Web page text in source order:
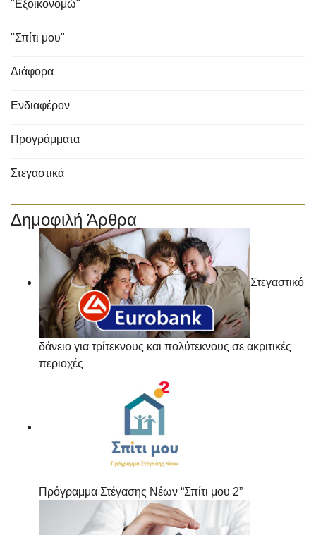
"Εξοικονομώ"
"Σπίτι μου"
Διάφορα
Ενδιαφέρον
Προγράμματα
Στεγαστικά
Δημοφιλή Άρθρα
Στεγαστικό
δάνειο για τρίτεκνους και πολύτεκνους σε ακριτικές
περιοχές
Πρόγραμμα Στέγασης Νέων “Σπίτι μου 2”